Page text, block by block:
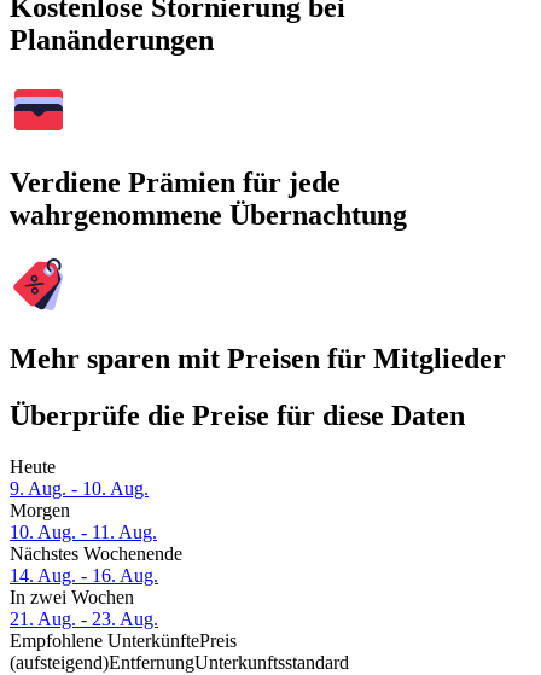
Kostenlose Stornierung bei
Planänderungen
Verdiene Prämien für jede
wahrgenommene Übernachtung
Mehr sparen mit Preisen für Mitglieder
Überprüfe die Preise für diese Daten
Heute
9. Aug. - 10. Aug.
Morgen
10. Aug. - 11. Aug.
Nächstes Wochenende
14. Aug. - 16. Aug.
In zwei Wochen
21. Aug. - 23. Aug.
Empfohlene UnterkünftePreis
(aufsteigend)EntfernungUnterkunftsstandard